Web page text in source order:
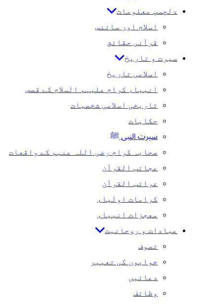
دلچسپ معلومات
اسلام اور سائنس
قرآنی حقائق
سیرت و تاریخ
اسلامی تاریخ
انبیاء کرام علیہم السلام کے قصص
تاریخی اسلامی شخصیات
حکایات
سیرت النبی ﷺ
صحابہ کرام رضی اللہ عنہم کے واقعات
عجائب القرآن
غرائب القرآن
کرامات اولیاء
معجزات انبیاء
عبادات و روحانیت
تصوف
خوابوں کی تعبیر
دعائیں
وظائف